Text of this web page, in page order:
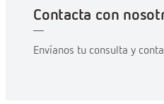
Contacta con
Envíanos tu consulta y